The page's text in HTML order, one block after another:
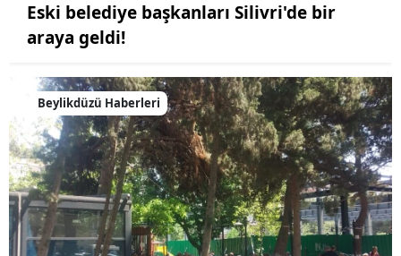
Eski belediye başkanları Silivri'de bir
araya geldi!
Beylikdüzü Haberleri